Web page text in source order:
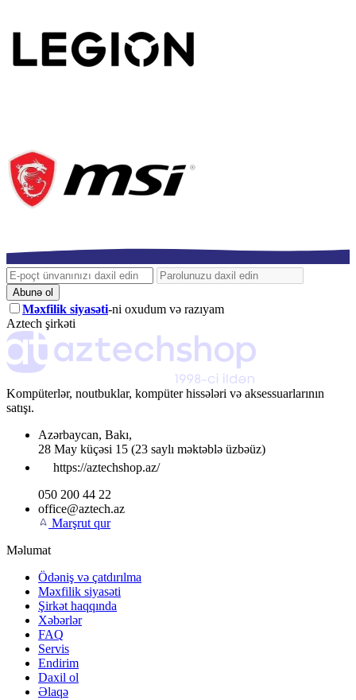
Abunə ol
Məxfilik siyasəti-ni oxudum və razıyam
Aztech şirkəti
Kompüterlər, noutbuklar, kompüter hissələri və aksessuarlarının
satışı.
Azərbaycan, Bakı,
28 May küçəsi 15 (23 saylı məktəblə üzbəüz)
https://aztechshop.az/
050 200 44 22
office@aztech.az
Marşrut qur
Məlumat
Ödəniş və çatdırılma
Məxfilik siyasəti
Şirkət haqqında
Xəbərlər
FAQ
Servis
Endirim
Daxil ol
Əlaqə